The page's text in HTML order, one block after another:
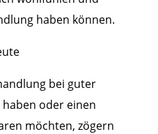
haben können.
bei guter
oder einen
möchten, zögern